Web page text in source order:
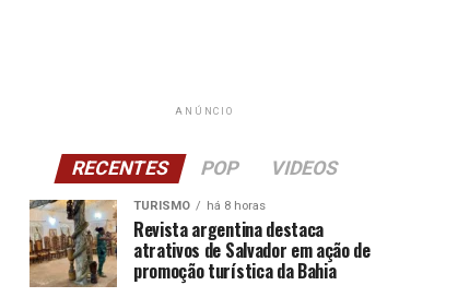
ANÚNCIO
RECENTES POP VIDEOS
TURISMO há 8 horas
Revista argentina destaca
atrativos de Salvador em ação de
promoção turística da Bahia